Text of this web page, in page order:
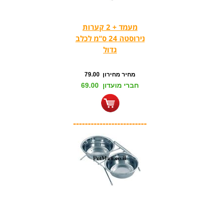
מעמד + 2 קערות
נירוסטה 24 ס"מ לכלב
גדול
מחיר מחירון 79.00
חברי מועדון 69.00
-------------------------